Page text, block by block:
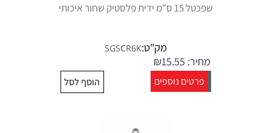
שפכטל 15 ס"מ ידית פלסטיק שחור איכותי
מק"ט:SGSCR6K
מחיר: ₪15.55
פרטים נוספים הוסף לסל